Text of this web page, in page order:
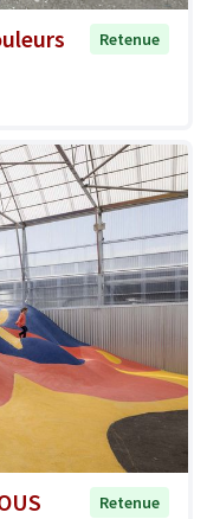
Retenue
Retenue